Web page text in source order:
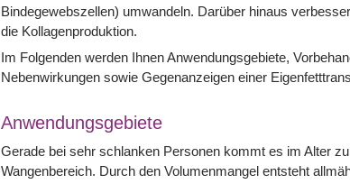
Bindegewebszellen) umwandeln. Darüber hinaus
die Kollagenproduktion.
Im Folgenden werden Ihnen Anwendungsgebiete,
Nebenwirkungen sowie Gegenanzeigen einer
Anwendungsgebiete
Gerade bei sehr schlanken Personen kommt es im Alter
Wangenbereich. Durch den Volumenmangel entsteht